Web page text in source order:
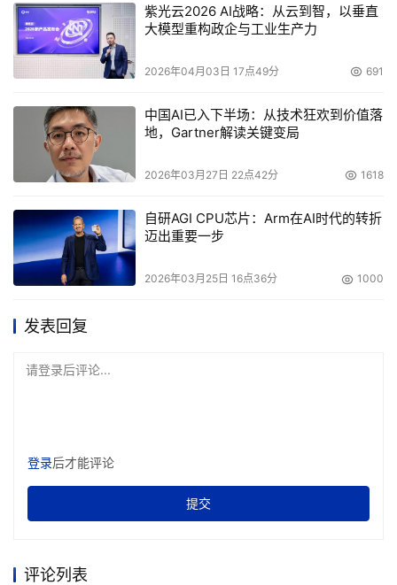
开辟了手机防抖新方向;面对前置摄像头这一全面屏的最大
阻碍，vivo的分离式镜头概念机IFEA斩获了红点设计概念大
奖，通过把摄像头和手机分离、将摄像头作为一个单独的模
块通过蓝牙和触点与手机连接，为全面屏的实现提供了新的
设计思路。
在软件层面，为了给消费者带来更好的交互体验，vivo最近
发布了全新手机操作系统——OriginOS。OriginOS从用户
和升级。此外，结合5G、云和终端强大的算力和数据通
道，vivo还推出了Jovi人工智能服务系统，为用户提供全场
景智慧化服务。
打造联接人与数字世界的桥梁，前瞻布局6G
5G驱动越来越多的智能终端设备的连接。以手机为核心，
消费者体验的不断提升。
凭借更强的数字化能力、更强的连接能力、超强算力和人工
智能能力，5G将重塑人们衣食住行、学习、办公等各个方
同融合创新，不仅需要通信技术的快速进步，还亟待多领域
紫光云2026 AI战略：从云到智，以垂直
大模型重构政企与工业生产力
2026年04月03日 17点49分 691
中国AI已入下半场：从技术狂欢到价值落
地，Gartner解读关键变局
2026年03月27日 22点42分 1618
自研AGI CPU芯片：Arm在AI时代的转折
迈出重要一步
2026年03月25日 16点36分 1000
发表回复
请登录后评论...
登录后才能评论
提交
评论列表